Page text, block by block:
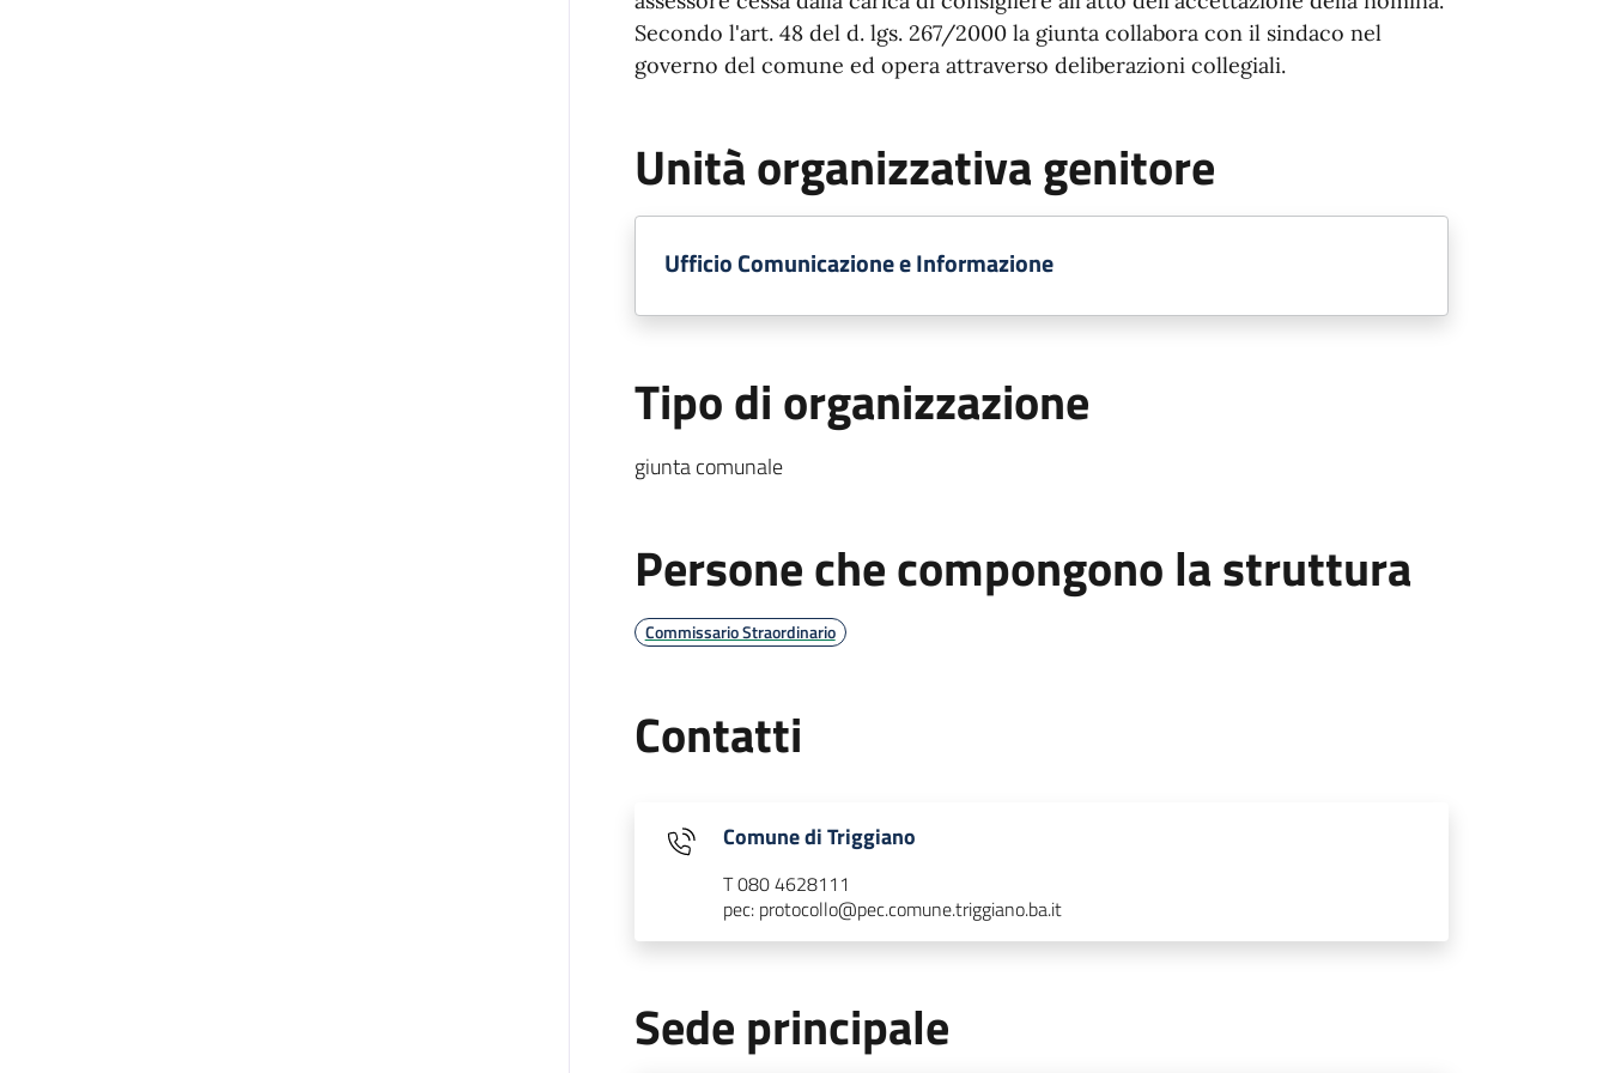
Secondo l'art. 48 del d. lgs. 267/2000 la giunta collabora con il sindaco nel
governo del comune ed opera attraverso deliberazioni collegiali.
Unità organizzativa genitore
Ufficio Comunicazione e Informazione
Tipo di organizzazione
giunta comunale
Persone che compongono la struttura
Commissario Straordinario
Contatti
Comune di Triggiano
T 080 4628111
pec: protocollo@pec.comune.triggiano.ba.it
Sede principale